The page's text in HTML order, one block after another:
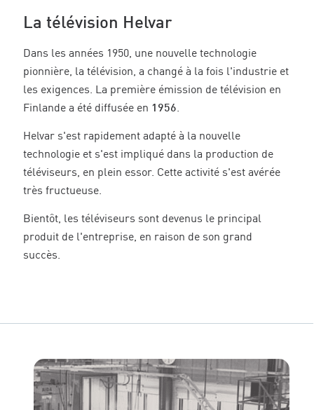
La télévision Helvar
Dans les années 1950, une nouvelle technologie
pionnière, la télévision, a changé à la fois l'industrie et
les exigences. La première émission de télévision en
Finlande a été diffusée en 1956.
Helvar s'est rapidement adapté à la nouvelle
technologie et s'est impliqué dans la production de
téléviseurs, en plein essor. Cette activité s'est avérée
très fructueuse.
Bientôt, les téléviseurs sont devenus le principal
produit de l'entreprise, en raison de son grand
succès.